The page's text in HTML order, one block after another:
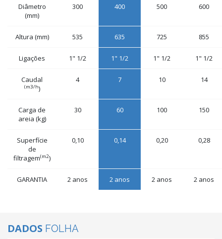
Diâmetro
(mm)
300 400 500 600
Altura (mm) 535 635 725 855
Ligações 1" 1/2 1" 1/2 1" 1/2 1" 1/2
Caudal
(m3/h)
4 7 10 14
Carga de
areia (kg)
30 60 100 150
Superfície
de
filtragem(m2)
0,10 0,14 0,20 0,28
GARANTIA 2 anos 2 anos 2 anos 2 anos
DADOS FOLHA